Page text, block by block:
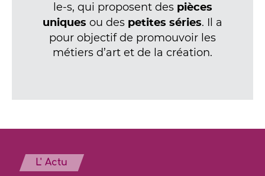
le-s, qui proposent des pièces
uniques ou des petites séries. Il a
pour objectif de promouvoir les
métiers d’art et de la création.
L' Actu